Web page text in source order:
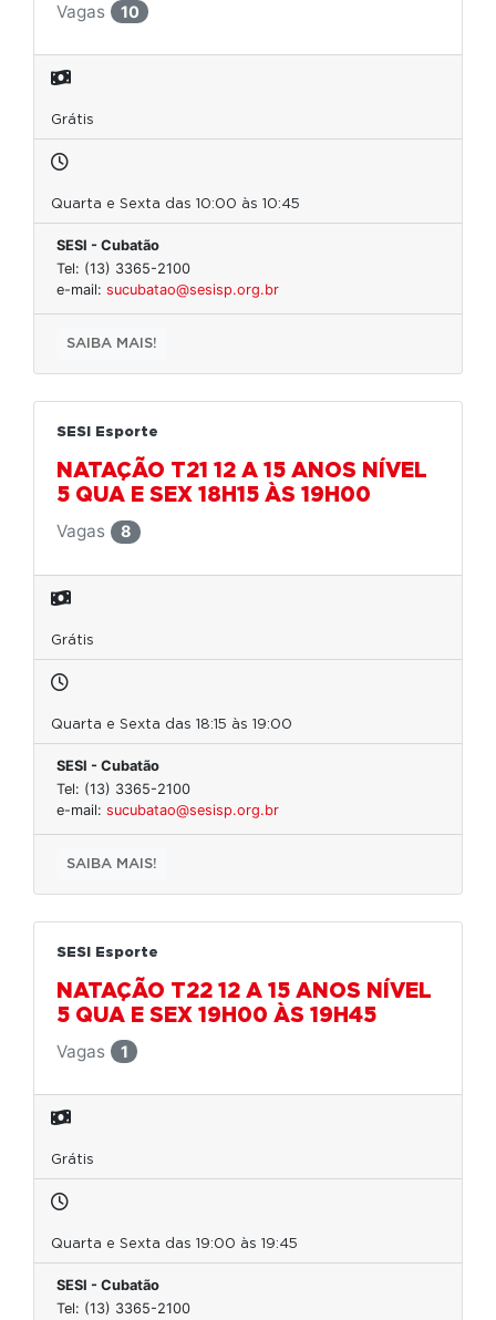
Vagas 10
Grátis
Quarta e Sexta das 10:00 às 10:45
SESI - Cubatão
Tel: (13) 3365-2100
e-mail: sucubatao@sesisp.org.br
SAIBA MAIS!
SESI Esporte
NATAÇÃO T21 12 A 15 ANOS NÍVEL
5 QUA E SEX 18H15 ÀS 19H00
Vagas
8
Grátis
Quarta e Sexta das 18:15 às 19:00
SESI - Cubatão
Tel: (13) 3365-2100
e-mail: sucubatao@sesisp.org.br
SAIBA MAIS!
SESI Esporte
NATAÇÃO T22 12 A 15 ANOS NÍVEL
5 QUA E SEX 19H00 ÀS 19H45
Vagas
1
Grátis
Quarta e Sexta das 19:00 às 19:45
SESI - Cubatão
Tel: (13) 3365-2100